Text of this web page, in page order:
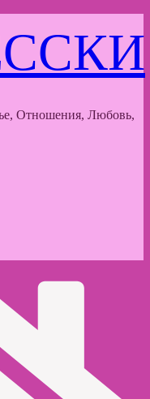
Отношения, Любовь,